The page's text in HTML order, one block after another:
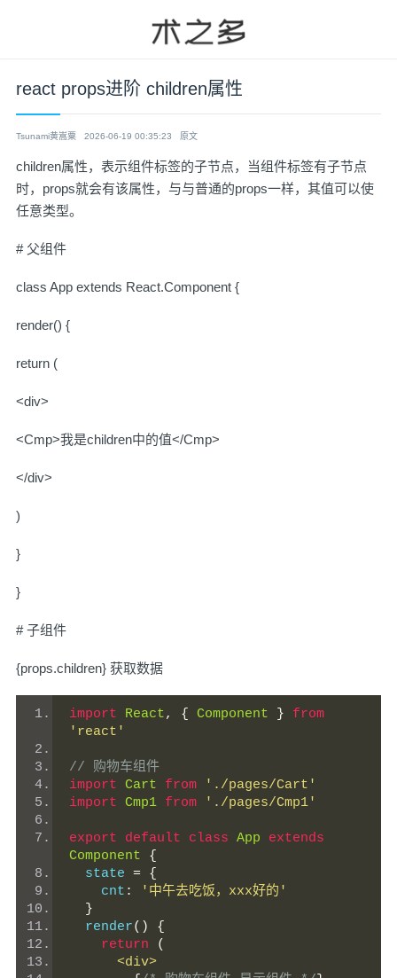
react props进阶 children属性
Tsunami黄嵩粟 2026-06-19 00:35:23 原文
children属性，表示组件标签的子节点，当组件标签有子节点
时，props就会有该属性，与与普通的props一样，其值可以使
任意类型。
# 父组件
class App extends React.Component {
render() {
return (
<div>
<Cmp>我是children中的值</Cmp>
</div>
)
}
}
# 子组件
{props.children} 获取数据
import React, { Component }
from
'react'
// 购物车组件
import Cart from
'./pages/Cart'
import Cmp1 from './pages/Cmp1'
export default class App
extends
Component
{
  state
= {
    cnt
:
'中午去吃饭，xxx好的'
}
  render
()
{
return
(
<div>